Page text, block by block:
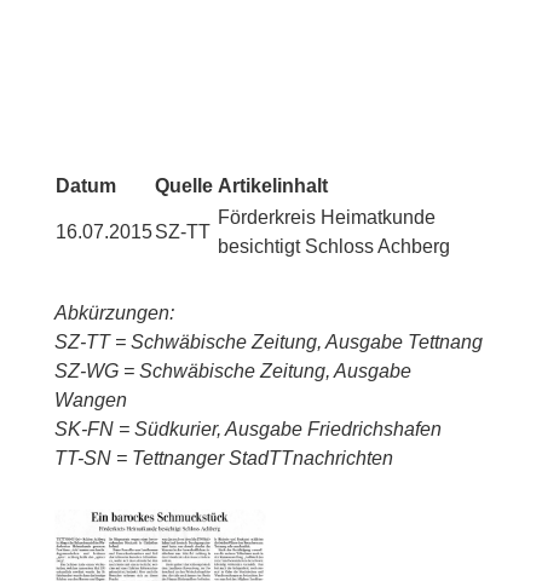
Datum Quelle Artikelinhalt
16.07.2015SZ-TT
Förderkreis Heimatkunde
besichtigt Schloss Achberg
Abkürzungen:
SZ-TT = Schwäbische Zeitung, Ausgabe Tettnang
SZ-WG = Schwäbische Zeitung, Ausgabe
Wangen
SK-FN = Südkurier, Ausgabe Friedrichshafen
TT-SN = Tettnanger StadTTnachrichten